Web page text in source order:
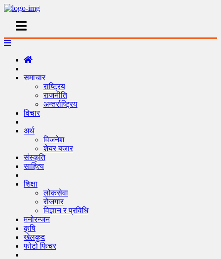
समाचार
राष्ट्रिय
राजनीति
अन्तर्राष्ट्रिय
विचार
अर्थ
विजनेश
शेयर बजार
संस्कृति
साहित्य
शिक्षा
लोकसेवा
रोजगार
विज्ञान र प्रविधि
मनोरन्जन
कृषि
खेलकुद
फोटो फिचर